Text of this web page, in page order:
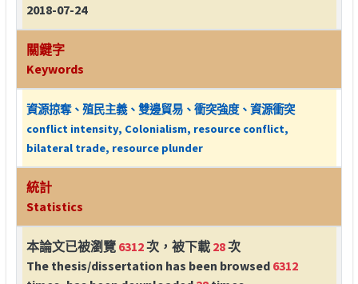
2018-07-24
關鍵字
Keywords
資源掠奪、殖民主義、雙邊貿易、衝突強度、資源衝突
conflict intensity, Colonialism, resource conflict,
bilateral trade, resource plunder
統計
Statistics
本論文已被瀏覽 6312次，被下載 28次
The thesis/dissertation has been browsed 6312